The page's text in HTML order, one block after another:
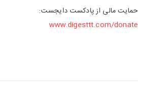
حمایت مالی از پادکست دایجست:
www.digesttt.com/donate